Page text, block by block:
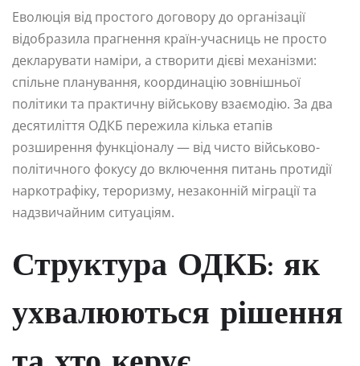
Еволюція від простого договору до організації
відобразила прагнення країн-учасниць не просто
декларувати наміри, а створити дієві механізми:
спільне планування, координацію зовнішньої
політики та практичну військову взаємодію. За два
десятиліття ОДКБ пережила кілька етапів
розширення функціоналу — від чисто військово-
політичного фокусу до включення питань протидії
наркотрафіку, тероризму, незаконній міграції та
надзвичайним ситуаціям.
Структура ОДКБ: як
ухвалюються рішення